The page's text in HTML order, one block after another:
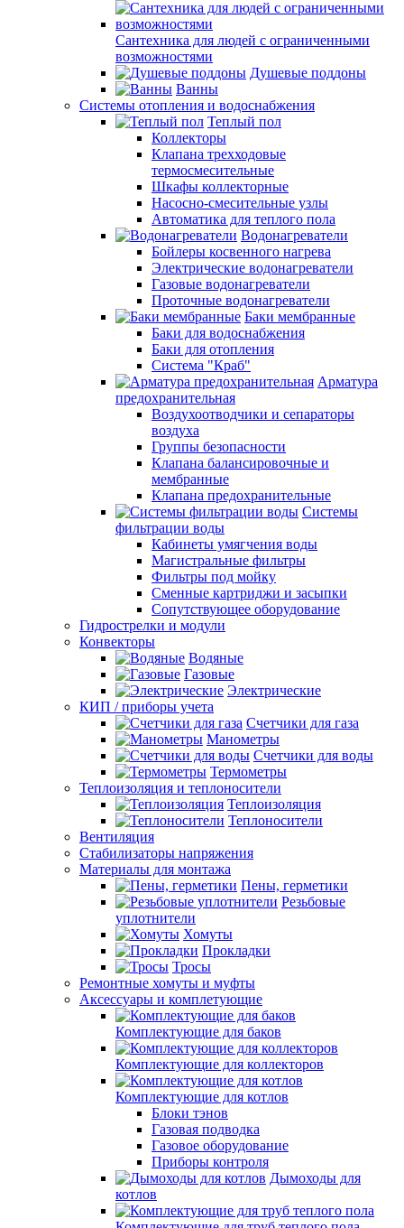
Сантехника для людей с ограниченными
возможностями
Душевые поддоны
Ванны
Системы отопления и водоснабжения
Теплый пол
Коллекторы
Клапана трехходовые
термосмесительные
Шкафы коллекторные
Насосно-смесительные узлы
Автоматика для теплого пола
Водонагреватели
Бойлеры косвенного нагрева
Электрические водонагреватели
Газовые водонагреватели
Проточные водонагреватели
Баки мембранные
Баки для водоснабжения
Баки для отопления
Система "Краб"
Арматура
предохранительная
Воздухоотводчики и сепараторы
воздуха
Группы безопасности
Клапана балансировочные и
мембранные
Клапана предохранительные
Системы
фильтрации воды
Кабинеты умягчения воды
Магистральные фильтры
Фильтры под мойку
Сменные картриджи и засыпки
Сопутствующее оборудование
Гидрострелки и модули
Конвекторы
Водяные
Газовые
Электрические
КИП / приборы учета
Счетчики для газа
Манометры
Счетчики для воды
Термометры
Теплоизоляция и теплоносители
Теплоизоляция
Теплоносители
Вентиляция
Стабилизаторы напряжения
Материалы для монтажа
Пены, герметики
Резьбовые
уплотнители
Хомуты
Прокладки
Тросы
Ремонтные хомуты и муфты
Аксессуары и комплетующие
Комплектующие для баков
Комплектующие для коллекторов
Комплектующие для котлов
Блоки тэнов
Газовая подводка
Газовое оборудование
Приборы контроля
Дымоходы для
котлов